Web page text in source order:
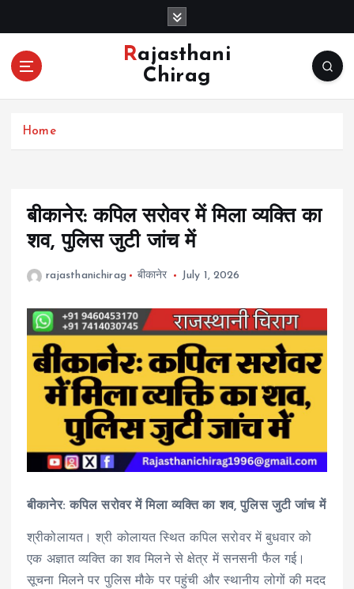
o
Rajasthani
Chirag
Home
बीकानेर: कपिल सरोवर में मिला व्यक्ति का
शव, पुलिस जुटी जांच में
rajasthanichirag बीकानेर July 1, 2026
बीकानेर: कपिल सरोवर में मिला व्यक्ति का शव, पुलिस जुटी जांच में
श्रीकोलायत। श्री कोलायत स्थित कपिल सरोवर में बुधवार को
एक अज्ञात व्यक्ति का शव मिलने से क्षेत्र में सनसनी फैल गई।
सूचना मिलने पर पुलिस मौके पर पहुंची और स्थानीय लोगों की मदद